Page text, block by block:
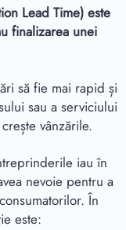
Lead Time) este
finalizarea unei
să fie mai rapid și
sau a serviciului
vânzările.
iau în
nevoie pentru a
În
este: